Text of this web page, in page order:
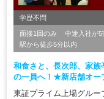
学歴不問
面接1回のみ 中途入社が5
駅から徒歩5分以内
和食さと、長次郎、家
の一員へ！★新店舗オ
東証プライム上場グルー